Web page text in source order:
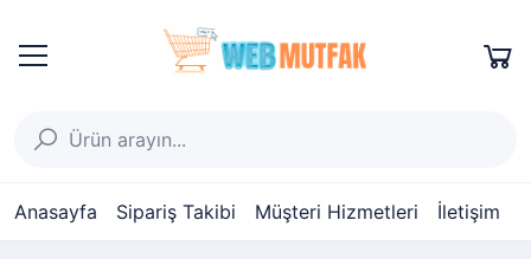
Anasayfa Sipariş Takibi Müşteri Hizmetleri İletişim